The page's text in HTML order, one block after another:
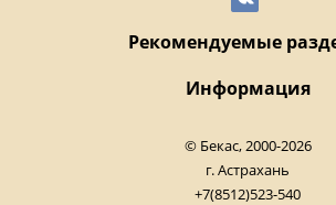
Рекомендуемые
Информация
© Бекас, 2000-2026
г. Астрахань
+7(8512)523-540